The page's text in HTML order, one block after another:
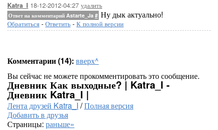
Katra_I 18-12-2012-04:27 удалить
Ответ на комментарий Astarte_Ja # Ну дык актуально!
Обратиться - Ответить - К полной версии
Комментарии (14): вверх^
Вы сейчас не можете прокомментировать это сообщение.
Дневник Как выходные? | Katra_I -
Дневник Katra_I |
Лента друзей Katra_I /Полная версия
Добавить в друзья
Страницы: раньше»